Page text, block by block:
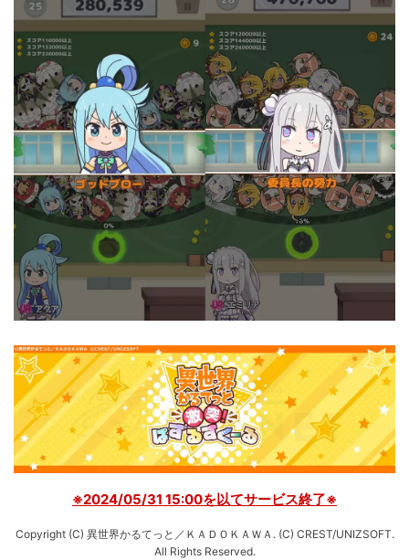
※2024/05/31 15:00を以てサービス終了※
Copyright (C) 異世界かるてっと／ＫＡＤＯＫＡＷＡ. (C) CREST/UNIZSOFT.
All Rights Reserved.